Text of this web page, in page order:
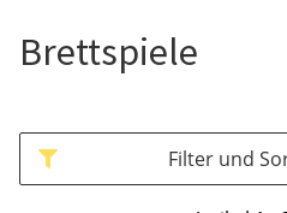
Brettspiele
Filter und